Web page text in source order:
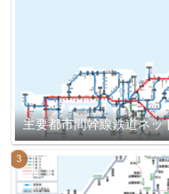
主要都市間幹線鉄道ネッ